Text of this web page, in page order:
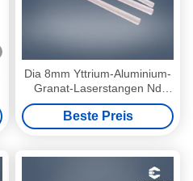
Dia 8mm Yttrium-Aluminium-
Granat-Laserstangen Nd
YAG Einzelkristall
Beste Preis